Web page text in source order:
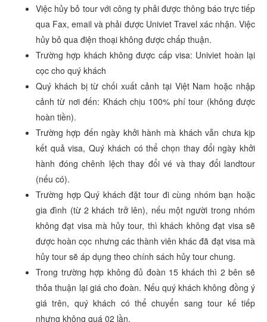
Việc hủy bỏ tour với công ty phải được thông báo trực tiếp
qua Fax, email và phải được Univiet Travel xác nhận. Việc
hủy bỏ qua điện thoại không được chấp thuận.
Trường hợp khách không được cấp visa: Univiet hoàn lại
cọc cho quý khách
Quý khách bị từ chối xuất cảnh tại Việt Nam hoặc nhập
cảnh từ nơi đến: Khách chịu 100% phí tour (không được
hoàn tiền).
Trường hợp đến ngày khởi hành mà khách vẫn chưa kịp
kết quả visa, Quý khách có thể chọn thay đổi ngày khởi
hành đóng chênh lệch thay đổi vé và thay đổi landtour
(nếu có).
Trường hợp Quý khách đặt tour đi cùng nhóm bạn hoặc
gia đình (từ 2 khách trở lên), nếu một người trong nhóm
không đạt visa mà hủy tour, thì khách không đạt visa sẽ
được hoàn cọc nhưng các thành viên khác đã đạt visa mà
hủy tour sẽ áp dụng theo chính sách hủy tour chung.
Trong trường hợp không đủ đoàn 15 khách thì 2 bên sẽ
thỏa thuận lại giá cho đoàn. Nếu quý khách không đồng ý
giá trên, quý khách có thể chuyển sang tour kế tiếp
nhưng không quá 02 lần.